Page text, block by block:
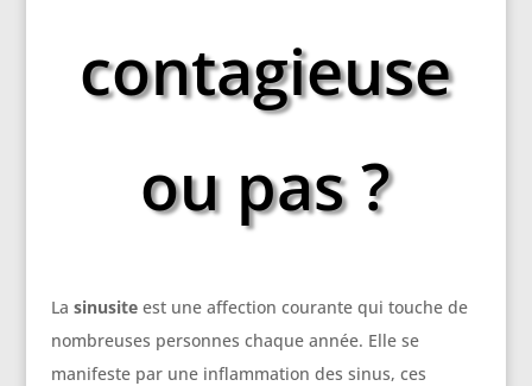
contagieuse
ou pas ?
La sinusiteest une affection courante qui touche de
nombreuses personnes chaque année. Elle se
manifeste par une inflammation des sinus, ces